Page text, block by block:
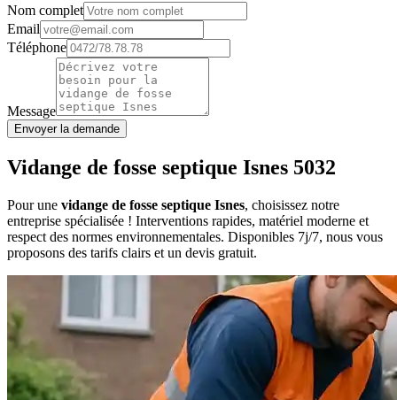
Nom complet
Email
Téléphone
Message
Envoyer la demande
Vidange de fosse septique Isnes 5032
Pour une vidange de fosse septique Isnes, choisissez notre
entreprise spécialisée ! Interventions rapides, matériel moderne et
respect des normes environnementales. Disponibles 7j/7, nous vous
proposons des tarifs clairs et un devis gratuit.